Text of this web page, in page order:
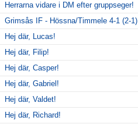
Herrarna vidare i DM efter gruppseger!
Grimsås IF - Hössna/Timmele 4-1 (2-1)
Hej där, Lucas!
Hej där, Filip!
Hej där, Casper!
Hej där, Gabriel!
Hej där, Valdet!
Hej där, Richard!